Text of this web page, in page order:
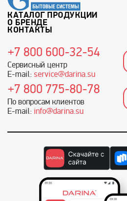
КАТАЛОГ ПРОДУКЦИИ
О БРЕНДЕ
КОНТАКТЫ
+7 800 600-32-54
Сервисный центр
E-mail: service@darina.su
+7 800 775-80-78
По вопросам клиентов
E-mail: info@darina.su